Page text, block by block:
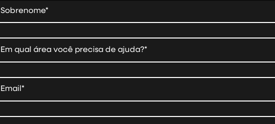
Sobrenome*
Em qual área você precisa de ajuda?*
Email*